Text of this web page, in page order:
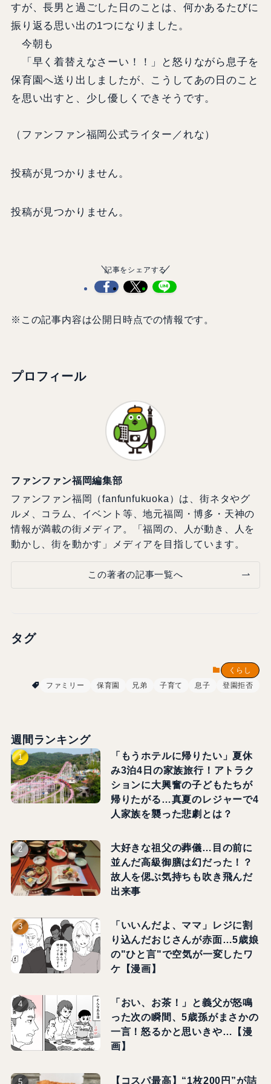
すが、長男と過ごした日のことは、何かあるたびに
振り返る思い出の1つになりました。
今朝も
「早く着替えなさーい！！」と怒りながら息子を
保育園へ送り出しましたが、こうしてあの日のこと
を思い出すと、少し優しくできそうです。
（ファンファン福岡公式ライター／れな）
投稿が見つかりません。
投稿が見つかりません。
記事をシェアする
※この記事内容は公開日時点での情報です。
プロフィール
ファンファン福岡編集部
ファンファン福岡（fanfunfukuoka）は、街ネタやグ
ルメ、コラム、イベント等、地元福岡・博多・天神の
情報が満載の街メディア。「福岡の、人が動き、人を
動かし、街を動かす」メディアを目指しています。
この著者の記事一覧へ
タグ
くらし
ファミリー
保育園 兄弟 子育て 息子 登園拒否
週間ランキング
「もうホテルに帰りたい」夏休
み3泊4日の家族旅行！アトラク
ションに大興奮の子どもたちが
帰りたがる…真夏のレジャーで4
人家族を襲った悲劇とは？
大好きな祖父の葬儀…目の前に
並んだ高級御膳は幻だった！？
故人を偲ぶ気持ちも吹き飛んだ
出来事
「いいんだよ、ママ」レジに割
り込んだおじさんが赤面…5歳娘
の"ひと言"で空気が一変したワ
ケ【漫画】
「おい、お茶！」と義父が怒鳴
った次の瞬間、5歳孫がまさかの
一言！怒るかと思いきや…【漫
画】
【コスパ最高】“1枚200円”が詰